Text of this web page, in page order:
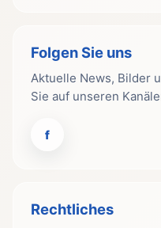
Folgen Sie uns
Aktuelle News, Bilder
Sie auf unseren
f
Rechtliches